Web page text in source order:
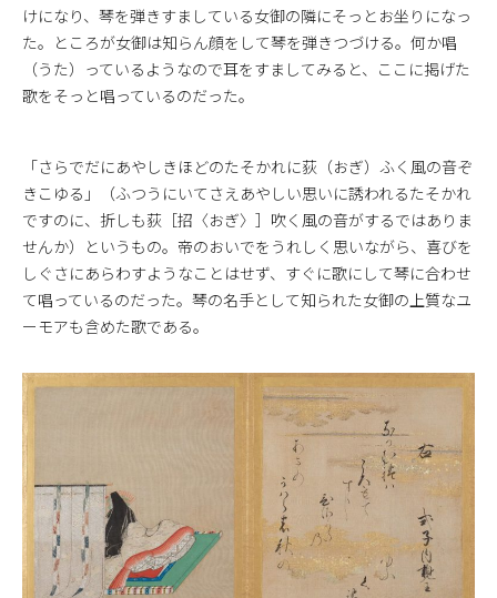
けになり、琴を弾きすましている女御の隣にそっとお坐りになっ
た。ところが女御は知らん顔をして琴を弾きつづける。何か唱
（うた）っているようなので耳をすましてみると、ここに掲げた
歌をそっと唱っているのだった。
「さらでだにあやしきほどのたそかれに荻（おぎ）ふく風の音ぞ
きこゆる」（ふつうにいてさえあやしい思いに誘われるたそかれ
ですのに、折しも荻［招〈おぎ〉］吹く風の音がするではありま
せんか）というもの。帝のおいでをうれしく思いながら、喜びを
しぐさにあらわすようなことはせず、すぐに歌にして琴に合わせ
て唱っているのだった。琴の名手として知られた女御の上質なユ
ーモアも含めた歌である。